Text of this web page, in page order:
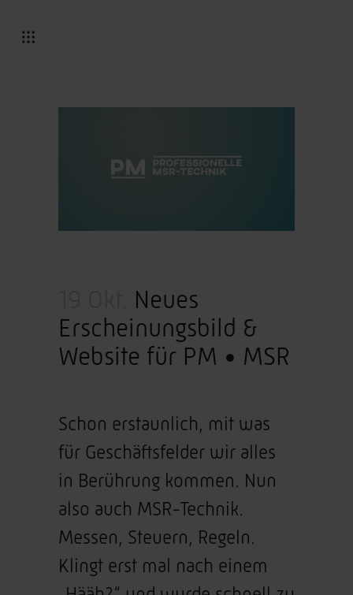
Neues
Erscheinungsbild &
Website für PM • MSR
Schon erstaunlich, mit was
für Geschäftsfelder wir alles
in Berührung kommen. Nun
also auch MSR-Technik.
Messen, Steuern, Regeln.
Klingt erst mal nach einem